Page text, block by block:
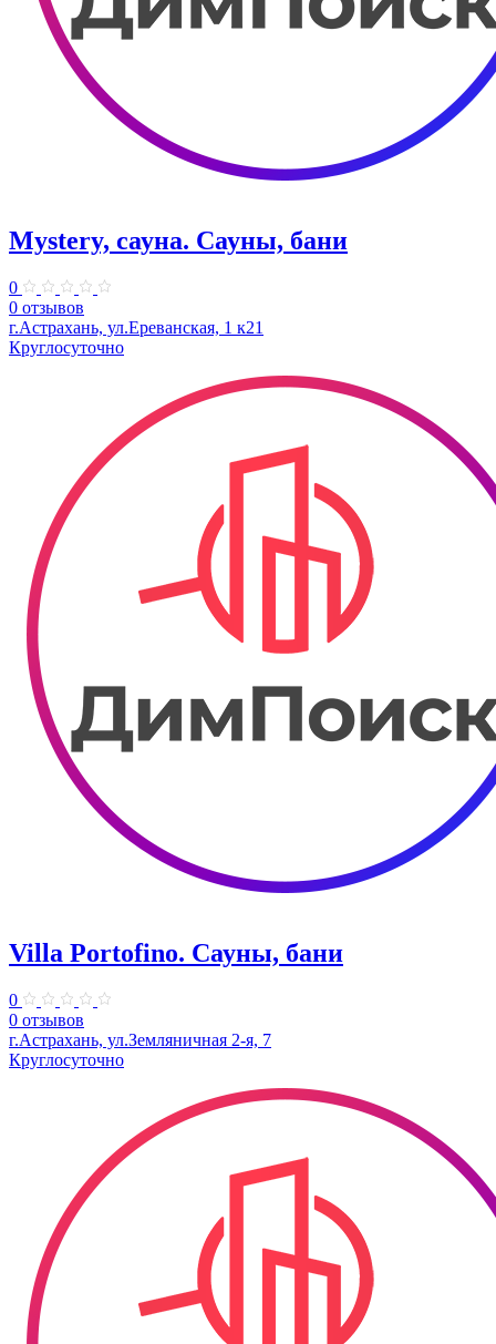
Mystery, сауна. Сауны, бани
0
0 отзывов
г.Астрахань, ул.Ереванская, 1 к21
Круглосуточно
Villa Portofino. Сауны, бани
0
0 отзывов
г.Астрахань, ул.Земляничная 2-я, 7
Круглосуточно